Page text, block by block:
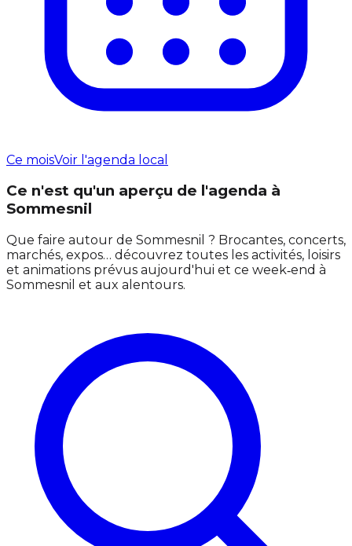
Ce moisVoir l'agenda local
Ce n'est qu'un aperçu de l'agenda à
Sommesnil
Que faire autour de Sommesnil ? Brocantes, concerts,
marchés, expos… découvrez toutes les activités, loisirs
et animations prévus aujourd'hui et ce week‑end à
Sommesnil et aux alentours.